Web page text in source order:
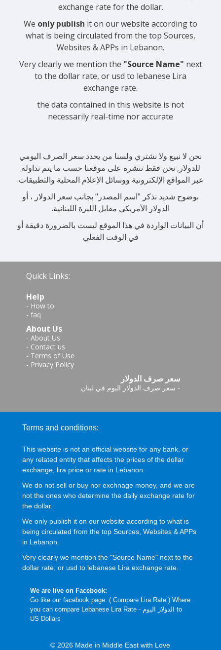
exchange rate for the dollar.
We only publish it on our website according to
what is being circulated from the top Sources,
Websites & APPs in Lebanon.
Very clearly we mention the "Source Name" next
to the dollar rate, or usd to lebanese Lira
exchange rate.
the data contained in this website is not
necessarily real-time nor accurate
نحن لا نبيع ولا نشتري ولسنا من يحدد سعر الصرف اليومي
للدولار, نحن فقط ننشره على موقعنا حسب ما يتم تداوله
عبر المواقع الإلكترونية ووسائل الإعلام المحلية والتطبيقات.
بوضوح شديد نذكر "اسم المصدر" بجانب سعر الدولار ، أو
الدولار الأمريكي مقابل الليرة اللبنانية.
أن البيانات الواردة في هذا الموقع ليست بالضرورة دقيقة أو
في الوقت الفعلي
Quick Links:
Help
- How to
- faq
About Us
- About Us
- Contact us
- Terms of Use
- Privacy Policy
سعر صرف الدولار
- سعر صرف الدولار اليوم في لبنان
Terms and conditions:
This website is not an official website for any bank, or
any related entity that affects the prices of the dollar
exchange, lira price or rate in Lebanon.
We do not sell or buy nor exchnage money, and we are
not the ones who determine the daily exchange rate for
the dollar.
We only publish it on our website according to what is
being circulated from the top Sources, Websites & APPs
in Lebanon.
Very clearly we mention the "Source Name" next to the
dollar rate, or usd to lebanese Lira exchange rate.
We are live on Facebook:
Go like our facebook page: ( Compare Lira Rate) Where
you can compare Lebanese Lira Rate - الدولار اليوم to
US Dollars
© 2026 Made in Middle East with Love